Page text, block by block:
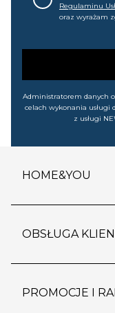
Regulaminu
oraz wyrażam
Administratorem danych
celach wykonania usługi
z usługi
HOME&YOU
o firmie
polityka
OBSŁUGA
dostawy i
PROMOCJE I